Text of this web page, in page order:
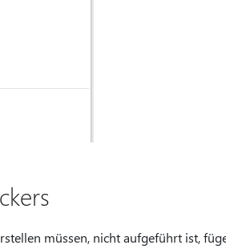
müssen, nicht aufgeführt ist,